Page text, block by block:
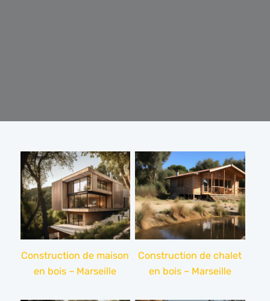
Construction de maison
en bois – Marseille
Construction de chalet
en bois – Marseille